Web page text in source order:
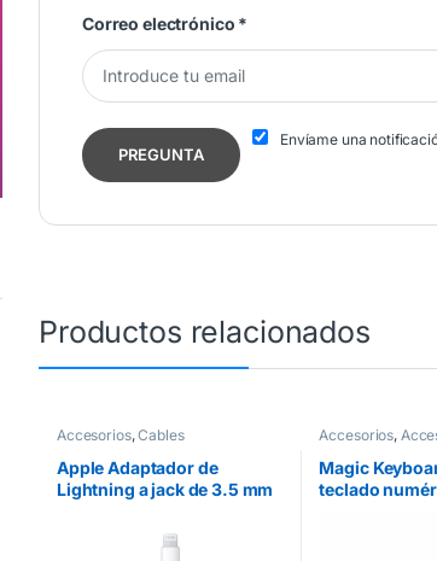
Correo electrónico *
Envíame una
Productos relacionados
Accesorios,Cables
Apple Adaptador de
Lightning a jack de 3.5 mm
Accesorios,
Magic
teclado